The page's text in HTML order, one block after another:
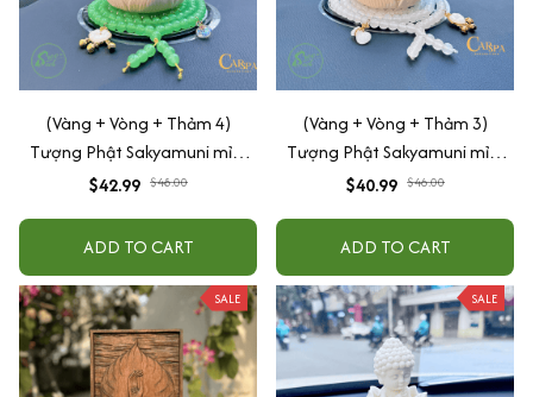
(Vàng + Vòng + Thảm 4)
Tượng Phật Sakyamuni mỉm
cười cầu bình an may mắn để
$42.99 $48.00
ADD TO CART
(Vàng + Vòng + Thảm 3)
Tượng Phật Sakyamuni mỉm
cười cầu bình an may mắn để
$40.99 $46.00
ADD TO CART
SALE SALE